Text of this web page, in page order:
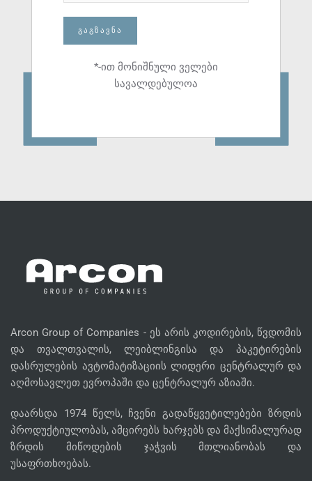
ᲒᲐᲒᲖᲐᲕᲜᲐ
*-ით მონიშნული ველები
სავალდებულოა
Arcon Group of Companies - ეს არის კოდირების, წვდომის
და თვალთვალის, ლეიბლინგისა და პაკეტირების
დასრულების ავტომატიზაციის ლიდერი ცენტრალურ და
აღმოსავლეთ ევროპაში და ცენტრალურ აზიაში.
დაარსდა 1974 წელს, ჩვენი გადაწყვეტილებები ზრდის
პროდუქტიულობას, ამცირებს ხარჯებს და მაქსიმალურად
ზრდის მიწოდების ჯაჭვის მთლიანობას და
უსაფრთხოებას.